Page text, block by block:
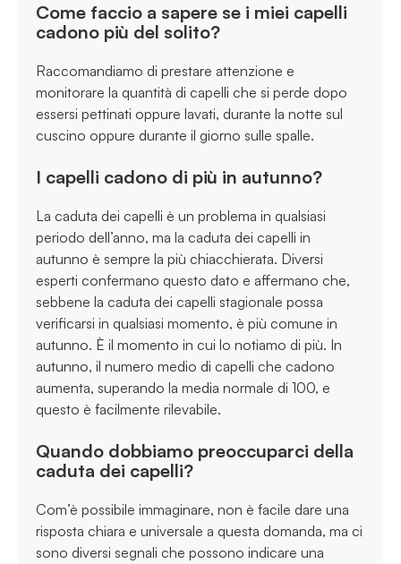
Come faccio a sapere se i miei capelli
cadono più del solito?
Raccomandiamo di prestare attenzione e
monitorare la quantità di capelli che si perde dopo
essersi pettinati oppure lavati, durante la notte sul
cuscino oppure durante il giorno sulle spalle.
I capelli cadono di più in autunno?
La caduta dei capelli è un problema in qualsiasi
periodo dell’anno, ma la caduta dei capelli in
autunno è sempre la più chiacchierata. Diversi
esperti confermano questo dato e affermano che,
sebbene la caduta dei capelli stagionale possa
verificarsi in qualsiasi momento, è più comune in
autunno. È il momento in cui lo notiamo di più. In
autunno, il numero medio di capelli che cadono
aumenta, superando la media normale di 100, e
questo è facilmente rilevabile.
Quando dobbiamo preoccuparci della
caduta dei capelli?
Com’è possibile immaginare, non è facile dare una
risposta chiara e universale a questa domanda, ma ci
sono diversi segnali che possono indicare una